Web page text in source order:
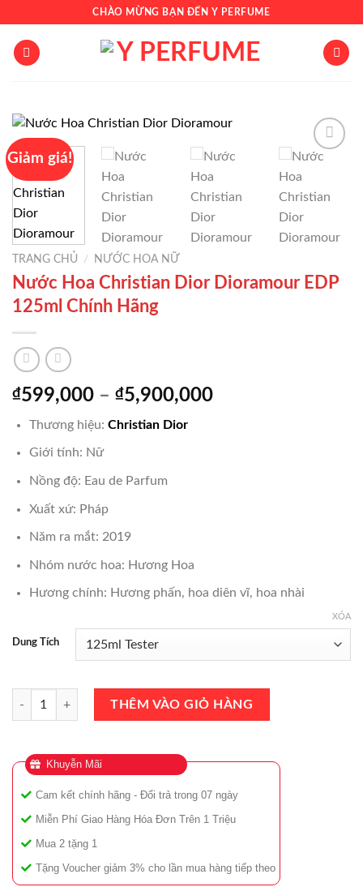
nội
dung
CHÀO MỪNG BẠN ĐẾN Y PERFUME
Giảm giá!
Add to
TRANG CHỦ / NƯỚC HOA NỮ
Nước Hoa Christian Dior Dioramour EDP
125ml Chính Hãng
₫599,000 – ₫5,900,000Khoảng
Thương hiệu: Christian Dior
Giới tính: Nữ
Nồng độ: Eau de Parfum
Xuất xứ: Pháp
Năm ra mắt: 2019
Nhóm nước hoa: Hương Hoa
Hương chính: Hương phấn, hoa diên vĩ, hoa nhài
Dung Tích
XÓA
Nước Hoa Christian Dior Dioramour EDP 125ml Chính Hãng số lượng
THÊM VÀO GIỎ HÀNG
Khuyễn Mãi
Cam kết chính hãng - Đổi trả trong 07 ngày
Miễn Phí Giao Hàng Hóa Đơn Trên 1 Triệu
Mua 2 tặng 1
Tặng Voucher giảm 3% cho lần mua hàng tiếp theo